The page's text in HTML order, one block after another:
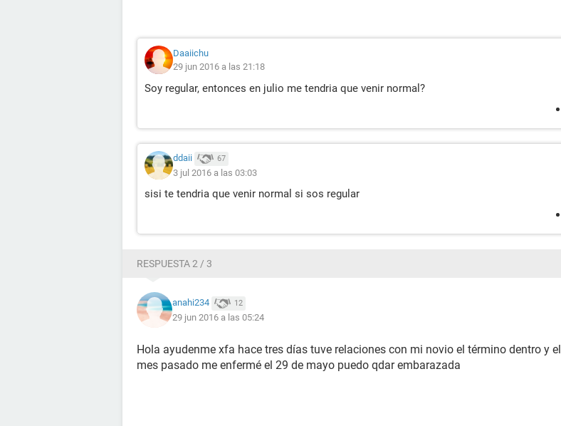
Daaiichu
29 jun 2016 a las 21:18
Soy regular, entonces en julio me tendria que venir normal?
ddaii 67
3 jul 2016 a las 03:03
sisi te tendria que venir normal si sos regular
RESPUESTA 2 / 3
anahi234 12
29 jun 2016 a las 05:24
Hola ayudenme xfa hace tres días tuve relaciones con mi novio el término dentro y el
mes pasado me enfermé el 29 de mayo puedo qdar embarazada